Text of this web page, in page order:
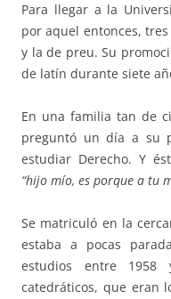
Para llegar a la
por aquel entonces,
y la de preu. Su
de latín durante siete
En una familia tan de
preguntó un día a su
estudiar Derecho. Y
“hijo mío, es porque a tu
Se matriculó en la
estaba a pocas
estudios entre 1958
catedráticos, que eran